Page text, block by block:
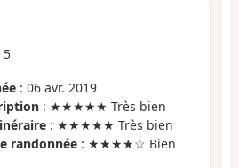
5
: 06 avr. 2019
: ★★★★★ Très bien
: ★★★★★ Très bien
randonnée : ★★★★☆ Bien